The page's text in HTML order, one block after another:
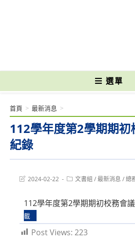
選單
112學年度第2學期期初
紀錄
首頁 > 最新消息 >
Post2024-02-22
Post文書組 /最新消息 /總
112學年度第2學期期初校務會
載
Post Views: 223